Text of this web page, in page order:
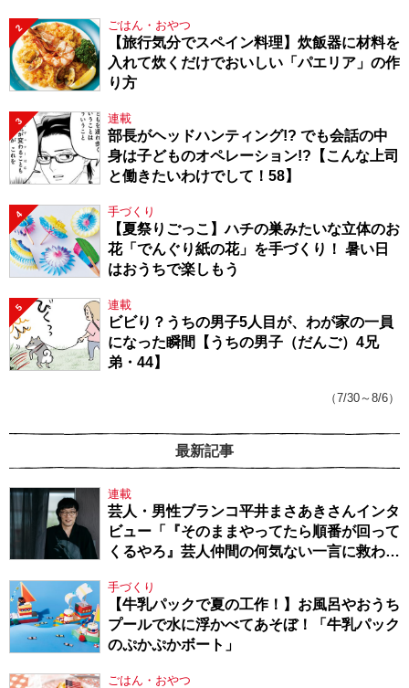
2 ごはん・おやつ
【旅行気分でスペイン料理】炊飯器に材料を
入れて炊くだけでおいしい「パエリア」の作
り方
3 連載
部長がヘッドハンティング!? でも会話の中
身は子どものオペレーション!?【こんな上司
と働きたいわけでして！58】
4 手づくり
【夏祭りごっこ】ハチの巣みたいな立体のお
花「でんぐり紙の花」を手づくり！ 暑い日
はおうちで楽しもう
5 連載
ビビり？うちの男子5人目が、わが家の一員
になった瞬間【うちの男子（だんご）4兄
弟・44】
（7/30～8/6）
最新記事
連載
芸人・男性ブランコ平井まさあきさんインタ
ビュー「『そのままやってたら順番が回って
くるやろ』芸人仲間の何気ない一言に救われ
手づくり
【牛乳パックで夏の工作！】お風呂やおうち
プールで水に浮かべてあそぼ！「牛乳パック
のぷかぷかボート」
ごはん・おやつ